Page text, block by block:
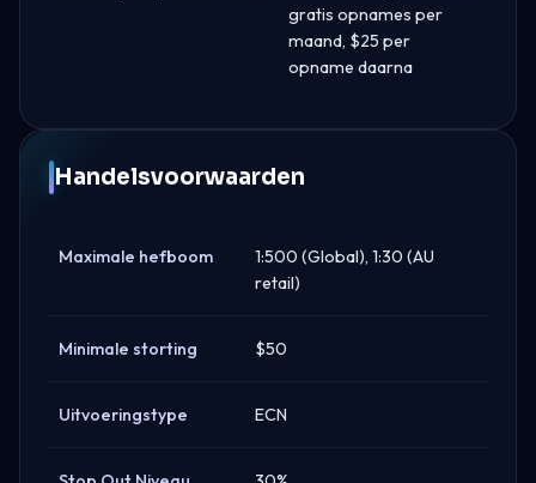
gratis opnames per
maand, $25 per
opname daarna
Handelsvoorwaarden
Maximale hefboom
1:500 (Global), 1:30 (AU
retail)
Minimale storting $50
Uitvoeringstype ECN